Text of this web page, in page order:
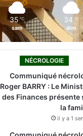
35 ℃
sam
34 ℃
dim
NÉCROLOGIE
Communiqué
Roger BARRY : Le
des Finances présente
la
il y a 1